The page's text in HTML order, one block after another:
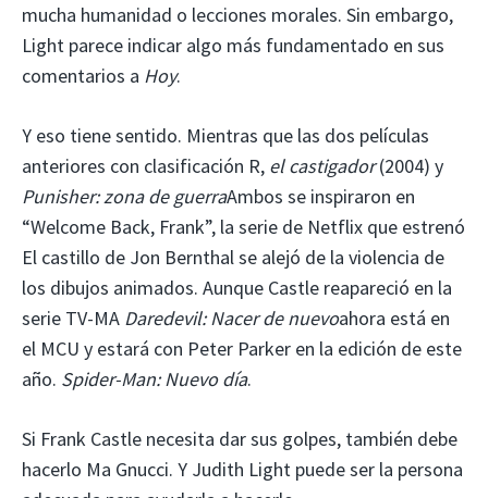
mucha humanidad o lecciones morales. Sin embargo,
Light parece indicar algo más fundamentado en sus
comentarios a Hoy.
Y eso tiene sentido. Mientras que las dos películas
anteriores con clasificación R, el castigador(2004) y
Punisher: zona de guerraAmbos se inspiraron en
“Welcome Back, Frank”, la serie de Netflix que estrenó
El castillo de Jon Bernthal se alejó de la violencia de
los dibujos animados. Aunque Castle reapareció en la
serie TV-MA Daredevil: Nacer de nuevoahora está en
el MCU y estará con Peter Parker en la edición de este
año. Spider-Man: Nuevo día.
Si Frank Castle necesita dar sus golpes, también debe
hacerlo Ma Gnucci. Y Judith Light puede ser la persona